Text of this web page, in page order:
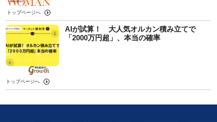
トップページへ
AIが試算！ 大人気オルカン積み立てで
「2000万円超」、本当の確率
トップページへ